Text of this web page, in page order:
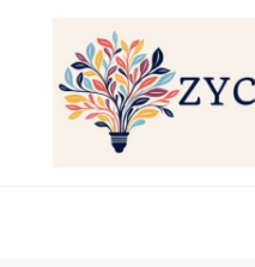
content